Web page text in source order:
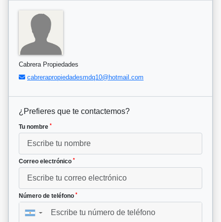
Cabrera Propiedades
cabrerapropiedadesmdq10@hotmail.com
¿Prefieres que te contactemos?
Tu nombre *
Correo electrónico *
Número de teléfono *
▼